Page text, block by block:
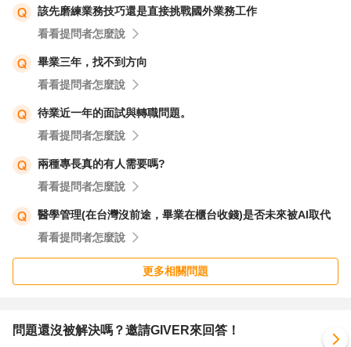
該先磨練業務技巧還是直接挑戰國外業務工作
看看提問者怎麼說
畢業三年，找不到方向
看看提問者怎麼說
待業近一年的面試與轉職問題。
看看提問者怎麼說
兩種專長真的有人需要嗎?
看看提問者怎麼說
醫學管理(在台灣沒前途，畢業在櫃台收錢)是否未來被AI取代
看看提問者怎麼說
更多相關問題
問題還沒被解決嗎？邀請GIVER來回答！